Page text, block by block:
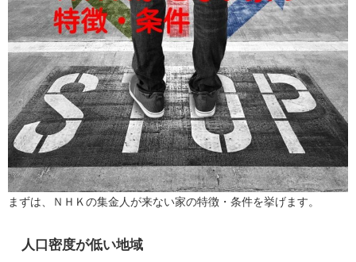
まずは、ＮＨＫの集金人が来ない家の特徴・条件を挙げます。
人口密度が低い地域